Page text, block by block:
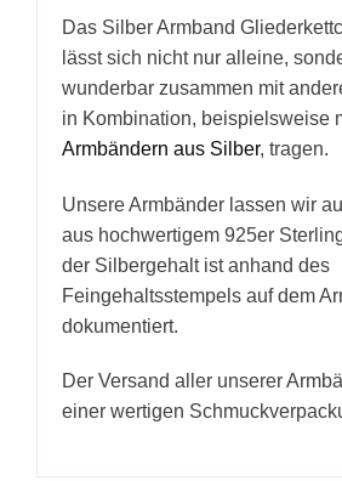
Das Silber Armband
lässt sich nicht nur alleine,
wunderbar zusammen mit
in Kombination, beispielsweise
Armbändern aus Silber, tragen.
Unsere Armbänder lassen wir
aus hochwertigem 925er
der Silbergehalt ist anhand des
Feingehaltsstempels auf dem
dokumentiert.
Der Versand aller unserer
einer wertigen